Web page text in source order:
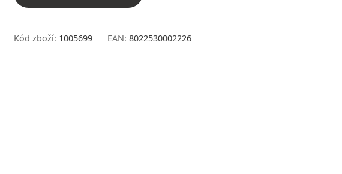
Kód zboží: 1005699 EAN: 8022530002226